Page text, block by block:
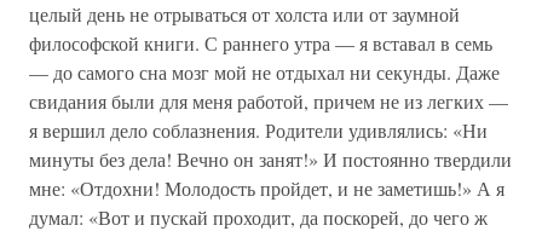
целый день не отрываться от холста или от заумной
философской книги. С раннего утра — я вставал в семь
— до самого сна мозг мой не отдыхал ни секунды. Даже
свидания были для меня работой, причем не из легких —
я вершил дело соблазнения. Родители удивлялись: «Ни
минуты без дела! Вечно он занят!» И постоянно твердили
мне: «Отдохни! Молодость пройдет, и не заметишь!» А я
думал: «Вот и пускай проходит, да поскорей, до чего ж